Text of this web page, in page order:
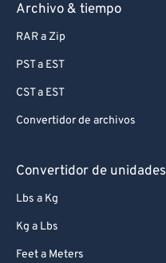
Archivo & tiempo
RAR a Zip
PST a EST
CST a EST
Convertidor de archivos
Convertidor de unidades
Lbs a Kg
Kg a Lbs
Feet a Meters